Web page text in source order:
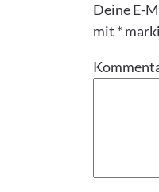
Deine E-
mit *